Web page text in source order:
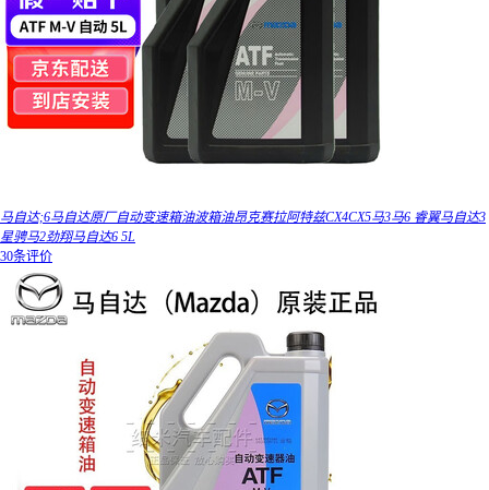
马自达;6马自达原厂自动变速箱油波箱油昂克赛拉阿特兹CX4CX5马3马6 睿翼马自达3
星骋马2劲翔马自达6 5L
30条评价